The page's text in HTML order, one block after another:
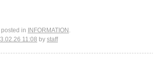
in INFORMATION .
11:08 by staff